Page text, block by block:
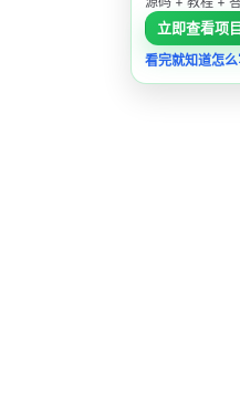
立即查看项
看完就知道怎